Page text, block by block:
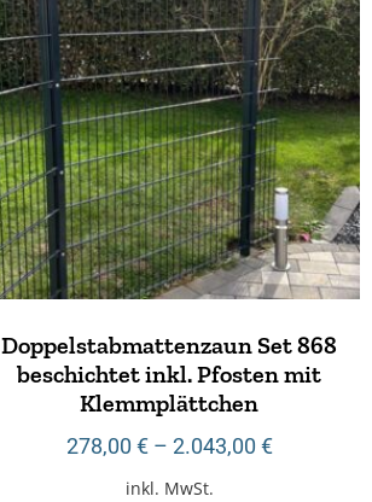
Doppelstabmattenzaun Set 868
beschichtet inkl. Pfosten mit
Klemmplättchen
278,00 €– 2.043,00 €
inkl. MwSt.